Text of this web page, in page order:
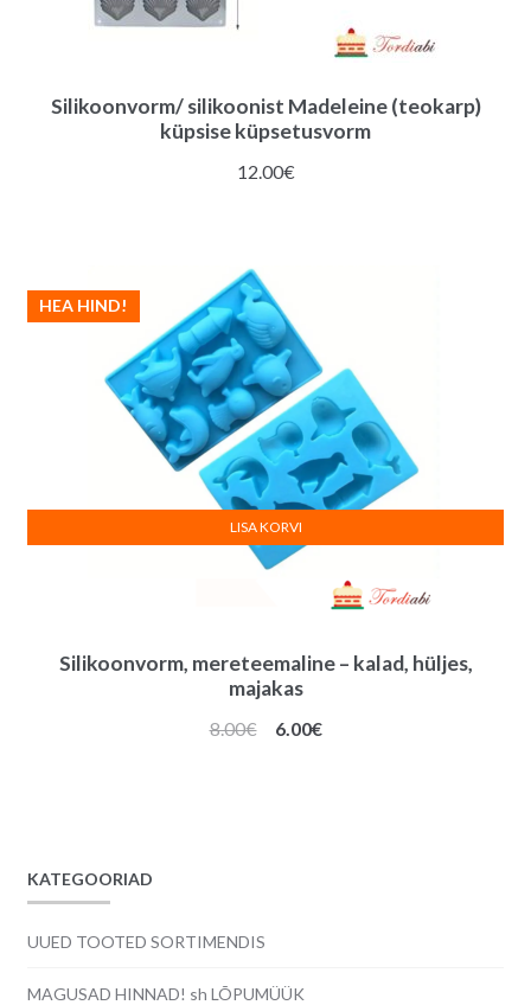
Silikoonvorm/ silikoonist Madeleine (teokarp)
küpsise küpsetusvorm
12.00€
Silikoonvorm, mereteemaline – kalad, hüljes,
majakas
HEA HIND!
8.00€
Algne
6.00€Praegune
LISA KORVI
KATEGOORIAD
UUED TOOTED SORTIMENDIS
MAGUSAD HINNAD! sh LÕPUMÜÜK